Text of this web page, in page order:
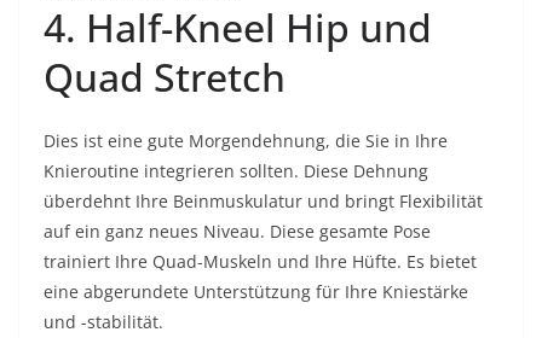
4. Half-Kneel Hip und
Quad Stretch
Dies ist eine gute Morgendehnung, die Sie in Ihre
Knieroutine integrieren sollten. Diese Dehnung
überdehnt Ihre Beinmuskulatur und bringt Flexibilität
auf ein ganz neues Niveau. Diese gesamte Pose
trainiert Ihre Quad-Muskeln und Ihre Hüfte. Es bietet
eine abgerundete Unterstützung für Ihre Kniestärke
und -stabilität.